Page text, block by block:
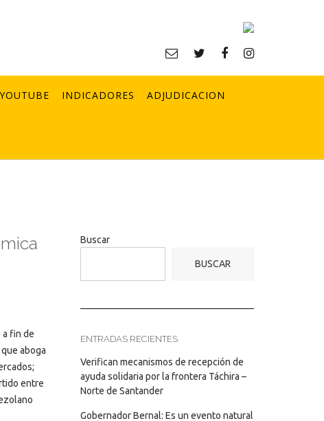
YOUTUBE INDICADORES ADJUDICACION
a fin de
aboga
entre
Buscar
BUSCAR
ENTRADAS RECIENTES
Verifican mecanismos de recepción de
ayuda solidaria por la frontera Táchira –
Norte de Santander
Gobernador Bernal: Es un evento natural